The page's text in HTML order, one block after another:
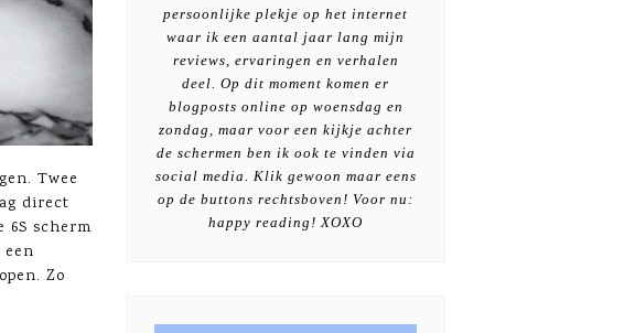
Twee
direct
scherm
Zo
persoonlijke plekje op het internet
waar ik een aantal jaar lang mijn
reviews, ervaringen en verhalen
deel. Op dit moment komen er
blogposts online op woensdag en
zondag, maar voor een kijkje achter
de schermen ben ik ook te vinden via
social media. Klik gewoon maar eens
op de buttons rechtsboven! Voor nu:
happy reading! XOXO